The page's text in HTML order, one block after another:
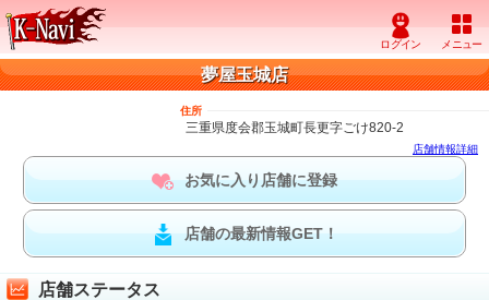
夢屋玉城店
住所
三重県度会郡玉城町長更字ごけ820-2
店舗情報詳細
お気に入り店舗に登録
店舗の最新情報GET！
店舗ステータス